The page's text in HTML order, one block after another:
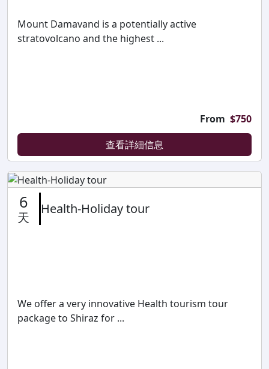
Mount Damavand is a potentially active
stratovolcano and the highest ...
From $750
查看詳細信息
6
天
Health-Holiday tour
We offer a very innovative Health tourism tour
package to Shiraz for ...